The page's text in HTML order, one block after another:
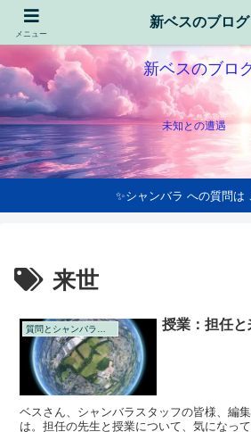
新ベスのブロ
未知との遭遇
✨シャンバラ への質問は
来世
授業：担任
ベスさん、シャンバラスタッフの皆様、編
は。担任の先生と授業について、気になっ
メニュー
新ベスのブログ